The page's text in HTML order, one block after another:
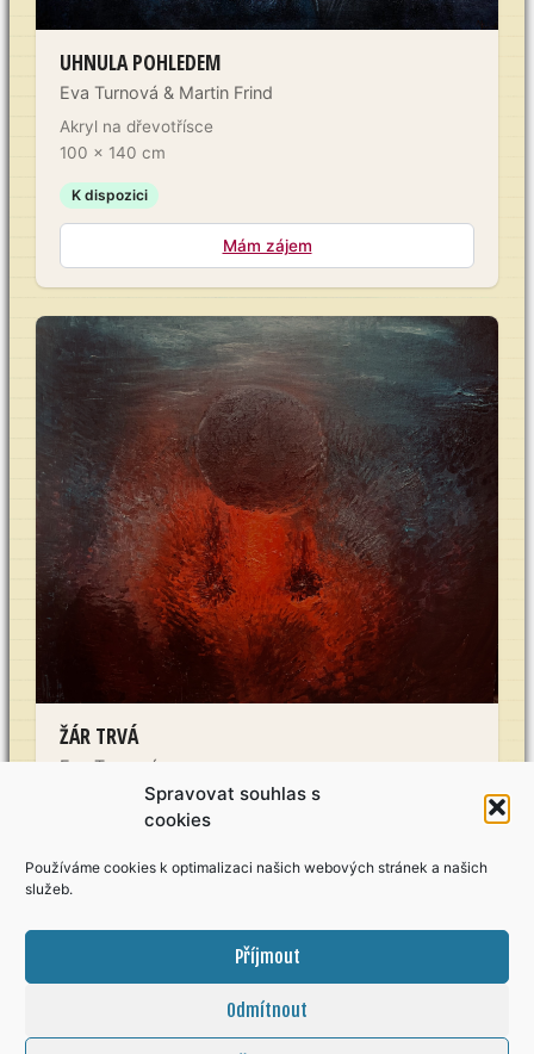
Spravovat souhlas s
cookies
Používáme cookies k optimalizaci našich webových stránek a našich
služeb.
Příjmout
Odmítnout
UHNULA POHLEDEM
Eva Turnová & Martin Frind
Akryl na dřevotřísce
100 × 140 cm
K dispozici
Mám zájem
ŽÁR TRVÁ
Eva Turnová
Olej na plátně
140 x 160 cm
K dispozici